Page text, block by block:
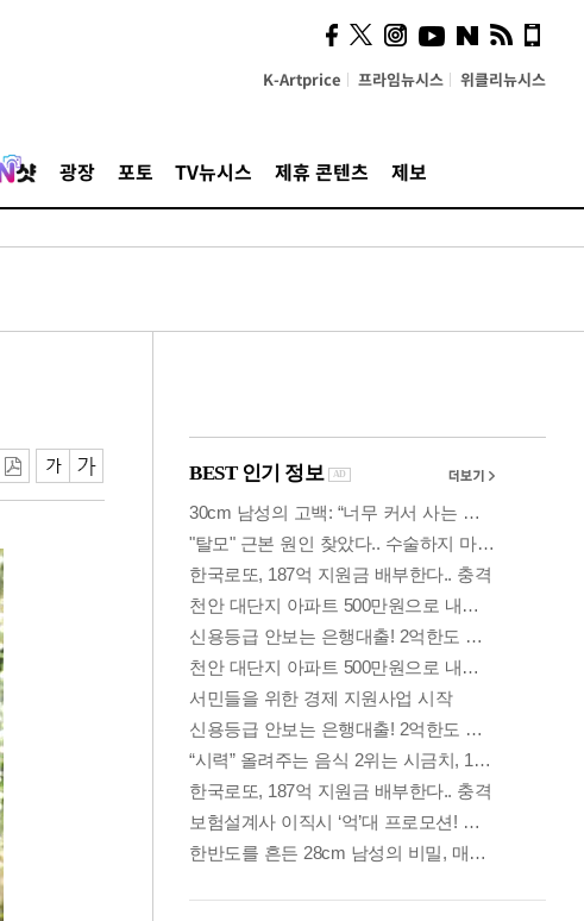
K-Artprice 프라임뉴시스 위클리뉴시스
광장 포토 TV뉴시스 제휴 콘텐츠 제보
시, 스마트폰 액세서리에
NFC 더했다